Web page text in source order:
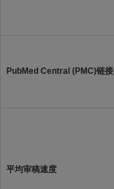
PubMed Central (PMC)链接
平均审稿速度